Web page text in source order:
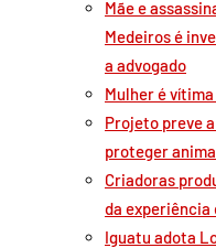
Mãe e
Medeiros é
a advogado
Mulher é
Projeto preve
proteger
Criadoras
da experiência
Iguatu adota